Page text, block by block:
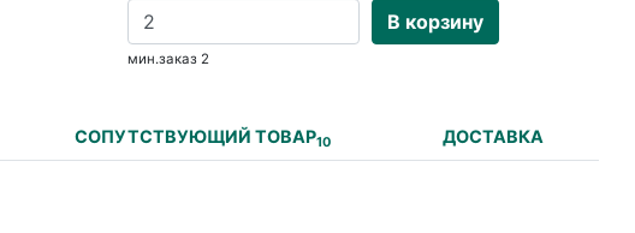
В корзину
мин.заказ 2
СОПУТСТВУЮЩИЙ ТОВАР10 ДОСТАВКА